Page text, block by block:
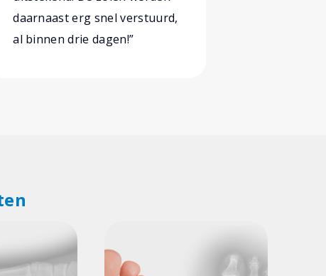
daarnaast erg snel verstuurd,
al binnen drie dagen!”